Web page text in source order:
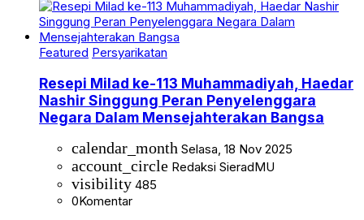
Featured Persyarikatan
Resepi Milad ke-113 Muhammadiyah, Haedar
Nashir Singgung Peran Penyelenggara
Negara Dalam Mensejahterakan Bangsa
calendar_month Selasa, 18 Nov 2025
account_circle Redaksi SieradMU
visibility 485
0Komentar